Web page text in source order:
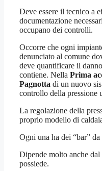
Deve essere il tecnico a
documentazione
occupano dei controlli.
Occorre che ogni
denunciato al comune
deve quantificare il
contiene. Nella Prima
Pagnotta di un nuovo
controllo della pressione
La regolazione della
proprio modello di
Ogni una ha dei “bar” da
Dipende molto anche dal
possiede.